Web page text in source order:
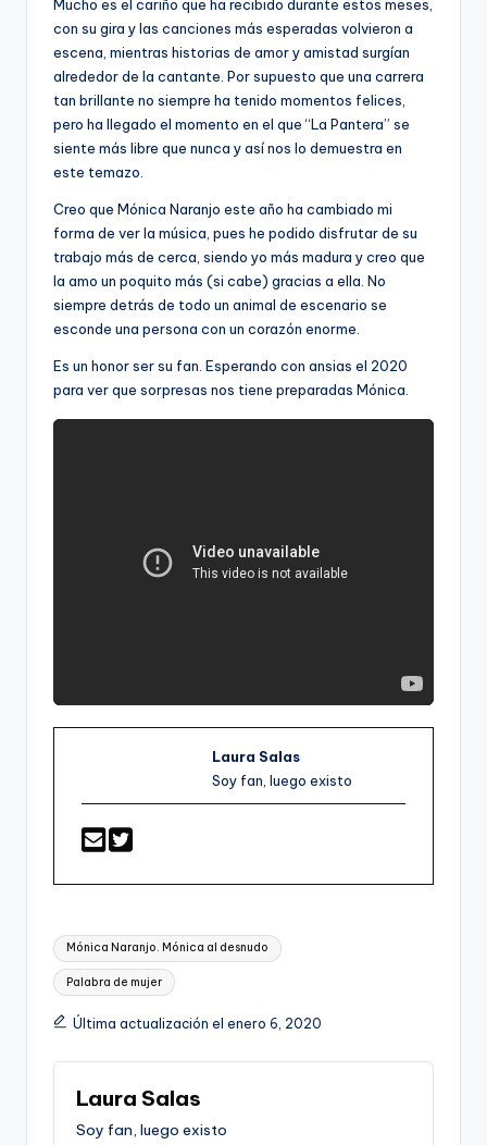
Mucho es el cariño que ha recibido durante estos meses,
con su gira y las canciones más esperadas volvieron a
escena, mientras historias de amor y amistad surgían
alrededor de la cantante. Por supuesto que una carrera
tan brillante no siempre ha tenido momentos felices,
pero ha llegado el momento en el que “La Pantera” se
siente más libre que nunca y así nos lo demuestra en
este temazo.
Creo que Mónica Naranjo este año ha cambiado mi
forma de ver la música, pues he podido disfrutar de su
trabajo más de cerca, siendo yo más madura y creo que
la amo un poquito más (si cabe) gracias a ella. No
siempre detrás de todo un animal de escenario se
esconde una persona con un corazón enorme.
Es un honor ser su fan. Esperando con ansias el 2020
para ver que sorpresas nos tiene preparadas Mónica.
Laura Salas
Soy fan, luego existo
Etiquetas:
Mónica Naranjo. Mónica al desnudo
Palabra de mujer
Última actualización el enero 6, 2020
Laura Salas
Soy fan, luego existo